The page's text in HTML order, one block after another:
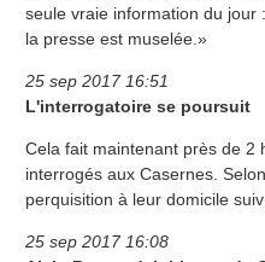
seule vraie information du
la presse est muselée.»
25 sep 2017 16:51
L'interrogatoire se poursuit
Cela fait maintenant près de 2
interrogés aux Casernes.
perquisition à leur domicile
25 sep 2017 16:08